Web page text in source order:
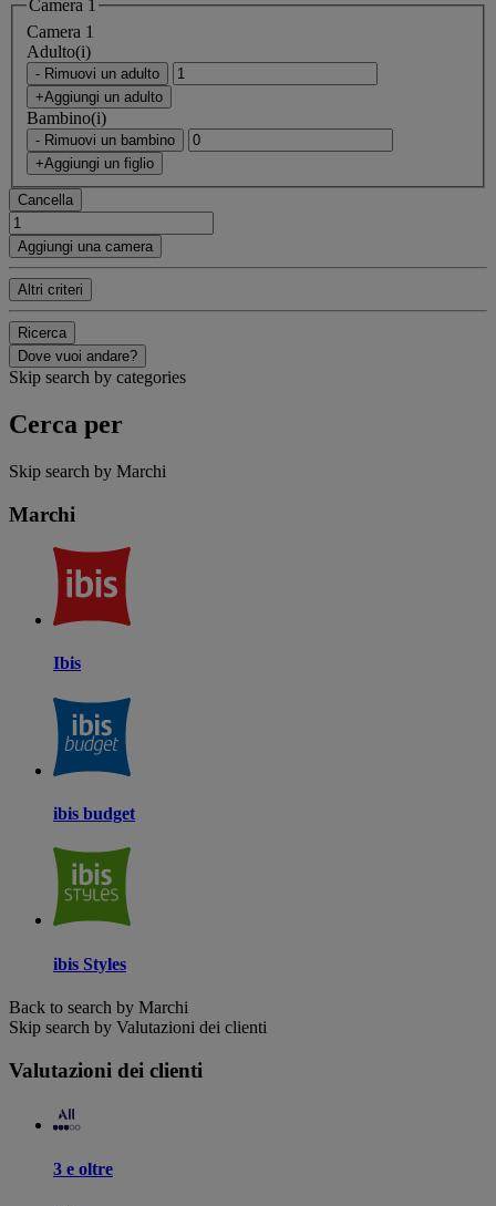
Camera 1
Camera 1
Adulto(i)
- Rimuovi un adulto
+Aggiungi un adulto
Bambino(i)
- Rimuovi un bambino
+Aggiungi un figlio
Cancella
Aggiungi una camera
Altri criteri
Ricerca
Dove vuoi andare?
Skip search by categories
Cerca per
Skip search by Marchi
Marchi
Ibis
ibis budget
ibis Styles
Back to search by Marchi
Skip search by Valutazioni dei clienti
Valutazioni dei clienti
3 e oltre